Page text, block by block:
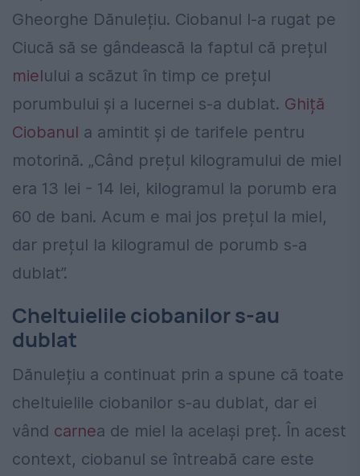
Gheorghe Dănulețiu. Ciobanul l-a rugat pe
Ciucă să se gândească la faptul că prețul
mielului a scăzut în timp ce prețul
porumbului și a lucernei s-a dublat. Ghiță
Ciobanul a amintit și de tarifele pentru
motorină. „Când prețul kilogramului de miel
era 13 lei - 14 lei, kilogramul la porumb era
60 de bani. Acum e mai jos prețul la miel,
dar prețul la kilogramul de porumb s-a
dublat”.
Cheltuielile ciobanilor s-au
dublat
Dănulețiu a continuat prin a spune că toate
cheltuielile ciobanilor s-au dublat, dar ei
vând carnea de miel la același preț. În acest
context, ciobanul se întreabă care este